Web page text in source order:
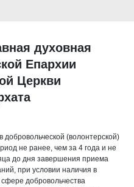
духовная
Епархии
Церкви
добровольческой (волонтерской)
не ранее, чем за 4 года и не
до дня завершения приема
при условии наличия в
добровольчества